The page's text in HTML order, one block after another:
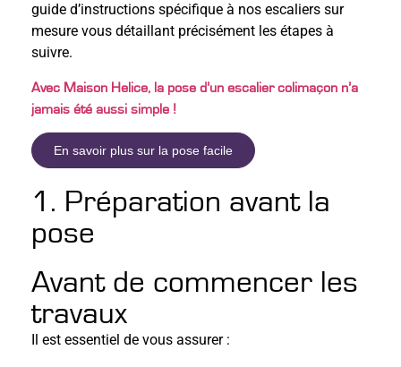
guide d’instructions spécifique à nos escaliers sur
mesure vous détaillant précisément les étapes à
suivre.
Avec Maison Helice, la pose d’un escalier colimaçon n’a
jamais été aussi simple !
En savoir plus sur la pose facile
1. Préparation avant la
pose
Avant de commencer les
travaux
Il est essentiel de vous assurer :